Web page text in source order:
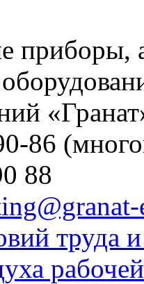
приборы,
86
88
труда